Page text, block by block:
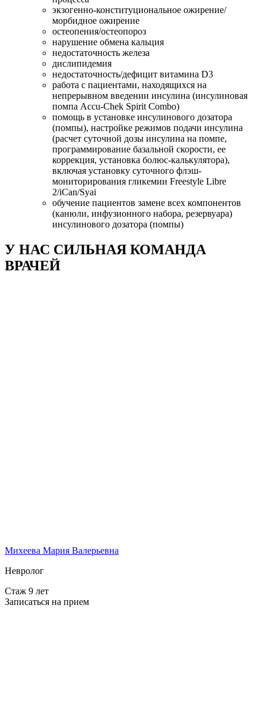
экзогенно-конституциональное ожирение/
морбидное ожирение
остеопения/остеопороз
нарушение обмена кальция
недостаточность железа
дислипидемия
недостаточность/дефицит витамина D3
работа с пациентами, находящихся на
непрерывном введении инсулина (инсулиновая
помпа Accu-Chek Spirit Combo)
помощь в установке инсулинового дозатора
(помпы), настройке режимов подачи инсулина
(расчет суточной дозы инсулина на помпе,
программирование базальной скорости, ее
коррекция, установка болюс-калькулятора),
включая установку суточного флэш-
мониторирования гликемии Freestyle Libre
2/iCan/Syai
обучение пациентов замене всех компонентов
(канюли, инфузионного набора, резервуара)
инсулинового дозатора (помпы)
У НАС СИЛЬНАЯ КОМАНДА
ВРАЧЕЙ
Михеева Мария Валерьевна
Невролог
Стаж 9 лет
Записаться на прием